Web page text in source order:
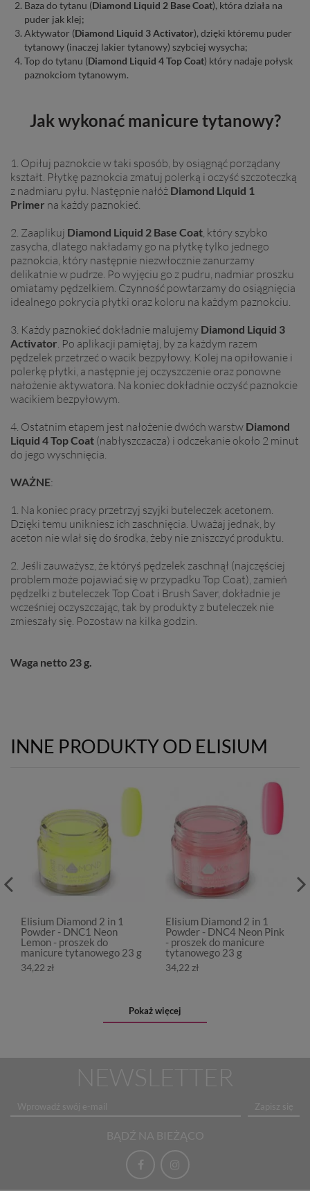
Baza do tytanu (Diamond Liquid 2 Base Coat), która działa na
puder jak klej;
Aktywator (Diamond Liquid 3 Activator), dzięki któremu puder
tytanowy (inaczej lakier tytanowy) szybciej wysycha;
Top do tytanu (Diamond Liquid 4 Top Coat) który nadaje połysk
paznokciom tytanowym.
Jak wykonać manicure tytanowy?
1. Opiłuj paznokcie w taki sposób, by osiągnąć porządany
kształt. Płytkę paznokcia zmatuj polerką i oczyść szczoteczką
z nadmiaru pyłu. Następnie nałóż Diamond Liquid 1
Primer na każdy paznokieć.
2. Zaaplikuj Diamond Liquid 2 Base Coat, który szybko
zasycha, dlatego nakładamy go na płytkę tylko jednego
paznokcia, który następnie niezwłocznie zanurzamy
delikatnie w pudrze. Po wyjęciu go z pudru, nadmiar proszku
omiatamy pędzelkiem. Czynność powtarzamy do osiągnięcia
idealnego pokrycia płytki oraz koloru na każdym paznokciu.
3. Każdy paznokieć dokładnie malujemy Diamond Liquid 3
Activator. Po aplikacji pamiętaj, by za każdym razem
pędzelek przetrzeć o wacik bezpyłowy. Kolej na opiłowanie i
polerkę płytki, a następnie jej oczyszczenie oraz ponowne
nałożenie aktywatora. Na koniec dokładnie oczyść paznokcie
wacikiem bezpyłowym.
4. Ostatnim etapem jest nałożenie dwóch warstw Diamond
Liquid 4 Top Coat (nabłyszczacza) i odczekanie około 2 minut
do jego wyschnięcia.
WAŻNE:
1. Na koniec pracy przetrzyj szyjki buteleczek acetonem.
Dzięki temu unikniesz ich zaschnięcia. Uważaj jednak, by
aceton nie wlał się do środka, żeby nie zniszczyć produktu.
2. Jeśli zauważysz, że któryś pędzelek zaschnął (najczęściej
problem może pojawiać się w przypadku Top Coat), zamień
pędzelki z buteleczek Top Coat i Brush Saver, dokładnie je
wcześniej oczyszczając, tak by produkty z buteleczek nie
zmieszały się. Pozostaw na kilka godzin.
Waga netto 23 g.
INNE PRODUKTY OD ELISIUM
Elisium Diamond 2 in 1
Powder - DNC1 Neon
Lemon - proszek do
manicure tytanowego 23 g
34,22 zł
Elisium Diamond 2 in 1
Powder - DNC4 Neon Pink
- proszek do manicure
tytanowego 23 g
34,22 zł
Pokaż więcej
NEWSLETTER
Zapisz się
BĄDŹ NA BIEŻĄCO